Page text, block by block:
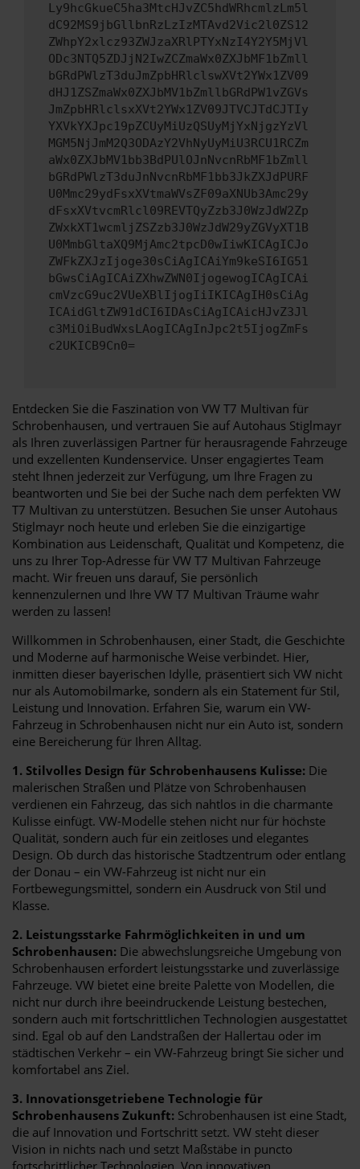
Ly9hcGkueC5ha3MtcHJvZC5hdWRhcmlzLm5l
dC92MS9jbGllbnRzLzIzMTAvd2Vic2l0ZS12
ZWhpY2xlcz93ZWJzaXRlPTYxNzI4Y2Y5MjVl
ODc3NTQ5ZDJjN2IwZCZmaWx0ZXJbMF1bZmll
bGRdPWlzT3duJmZpbHRlclswXVt2YWx1ZV09
dHJ1ZSZmaWx0ZXJbMV1bZmllbGRdPW1vZGVs
JmZpbHRlclsxXVt2YWx1ZV09JTVCJTdCJTIy
YXVkYXJpc19pZCUyMiUzQSUyMjYxNjgzYzVl
MGM5NjJmM2Q3ODAzY2VhNyUyMiU3RCU1RCZm
aWx0ZXJbMV1bb3BdPUlOJnNvcnRbMF1bZmll
bGRdPWlzT3duJnNvcnRbMF1bb3JkZXJdPURF
U0Mmc29ydFsxXVtmaWVsZF09aXNUb3Amc29y
dFsxXVtvcmRlcl09REVTQyZzb3J0WzJdW2Zp
ZWxkXT1wcmljZSZzb3J0WzJdW29yZGVyXT1B
U0MmbGltaXQ9MjAmc2tpcD0wIiwKICAgICJo
ZWFkZXJzIjoge30sCiAgICAiYm9keSI6IG51
bGwsCiAgICAiZXhwZWN0IjogewogICAgICAi
cmVzcG9uc2VUeXBlIjogIiIKICAgIH0sCiAg
ICAidGltZW91dCI6IDAsCiAgICAicHJvZ3Jl
c3MiOiBudWxsLAogICAgInJpc2t5IjogZmFs
c2UKICB9Cn0=
Entdecken Sie die Faszination von VW T7 Multivan für
Schrobenhausen, und vertrauen Sie auf Autohaus Stiglmayr
als Ihren zuverlässigen Partner für herausragende Fahrzeuge
und exzellenten Kundenservice. Unser engagiertes Team
steht Ihnen jederzeit zur Verfügung, um Ihre Fragen zu
beantworten und Sie bei der Suche nach dem perfekten VW
T7 Multivan zu unterstützen. Besuchen Sie unser Autohaus
Stiglmayr noch heute und erleben Sie die einzigartige
Kombination aus Leidenschaft, Qualität und Kompetenz, die
uns zu Ihrer Top-Adresse für VW T7 Multivan Fahrzeuge
macht. Wir freuen uns darauf, Sie persönlich
kennenzulernen und Ihre VW T7 Multivan Träume wahr
werden zu lassen!
Willkommen in Schrobenhausen, einer Stadt, die Geschichte
und Moderne auf harmonische Weise verbindet. Hier,
inmitten dieser bayerischen Idylle, präsentiert sich VW nicht
nur als Automobilmarke, sondern als ein Statement für Stil,
Leistung und Innovation. Erfahren Sie, warum ein VW-
Fahrzeug in Schrobenhausen nicht nur ein Auto ist, sondern
eine Bereicherung für Ihren Alltag.
1. Stilvolles Design für Schrobenhausens Kulisse: Die
malerischen Straßen und Plätze von Schrobenhausen
verdienen ein Fahrzeug, das sich nahtlos in die charmante
Kulisse einfügt. VW-Modelle stehen nicht nur für höchste
Qualität, sondern auch für ein zeitloses und elegantes
Design. Ob durch das historische Stadtzentrum oder entlang
der Donau – ein VW-Fahrzeug ist nicht nur ein
Fortbewegungsmittel, sondern ein Ausdruck von Stil und
Klasse.
2. Leistungsstarke Fahrmöglichkeiten in und um
Schrobenhausen: Die abwechslungsreiche Umgebung von
Schrobenhausen erfordert leistungsstarke und zuverlässige
Fahrzeuge. VW bietet eine breite Palette von Modellen, die
nicht nur durch ihre beeindruckende Leistung bestechen,
sondern auch mit fortschrittlichen Technologien ausgestattet
sind. Egal ob auf den Landstraßen der Hallertau oder im
städtischen Verkehr – ein VW-Fahrzeug bringt Sie sicher und
komfortabel ans Ziel.
3. Innovationsgetriebene Technologie für
Schrobenhausens Zukunft: Schrobenhausen ist eine Stadt,
die auf Innovation und Fortschritt setzt. VW steht dieser
Vision in nichts nach und setzt Maßstäbe in puncto
fortschrittlicher Technologien. Von innovativen